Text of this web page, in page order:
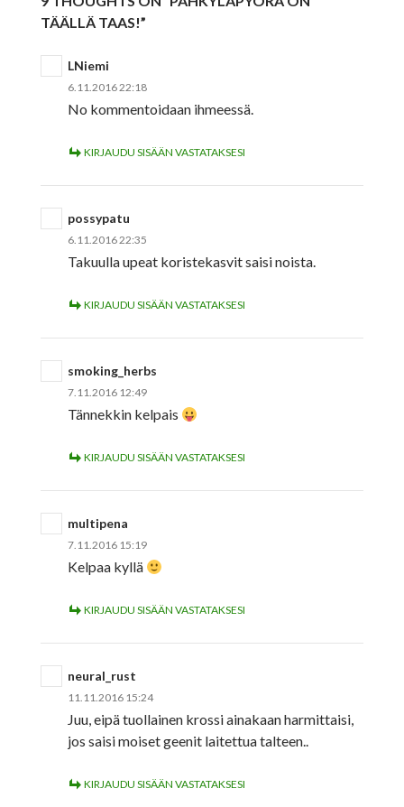
TÄÄLLÄ TAAS!”
LNiemi
6.11.2016 22:18
No kommentoidaan ihmeessä.
KIRJAUDU SISÄÄN VASTATAKSESI
possypatu
6.11.2016 22:35
Takuulla upeat koristekasvit saisi noista.
KIRJAUDU SISÄÄN VASTATAKSESI
smoking_herbs
7.11.2016 12:49
Tännekkin kelpais
KIRJAUDU SISÄÄN VASTATAKSESI
multipena
7.11.2016 15:19
Kelpaa kyllä
KIRJAUDU SISÄÄN VASTATAKSESI
neural_rust
11.11.2016 15:24
Juu, eipä tuollainen krossi ainakaan harmittaisi,
jos saisi moiset geenit laitettua talteen..
KIRJAUDU SISÄÄN VASTATAKSESI